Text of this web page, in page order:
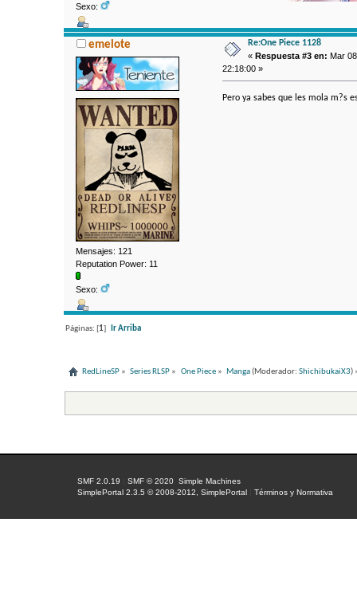
Sexo:
emelote
Mensajes: 121
Reputation Power: 11
Sexo:
Re:One Piece 1128
«Respuesta #3 en: Mar
22:18:00 »
Pero ya sabes que les mola m?s
Páginas: [ 1] Ir Arriba
RedLineSP » Series RLSP » One Piece» Manga(Moderador:ShichibukaiX3)
SMF 2.0.19 |SMF © 2020 ,Simple Machines
SimplePortal 2.3.5 © 2008-2012, SimplePortal
|Términos y Normativa